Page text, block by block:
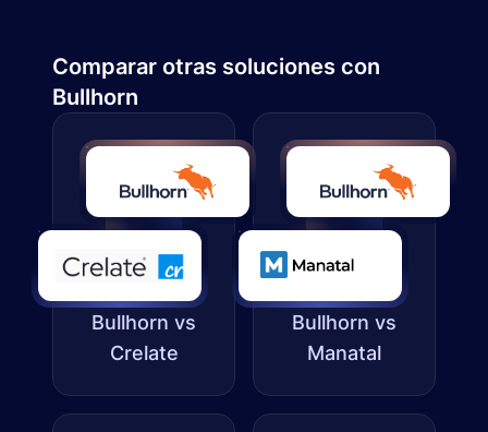
Comparar otras soluciones con
Bullhorn
Bullhorn vs
Crelate
Bullhorn vs
Manatal